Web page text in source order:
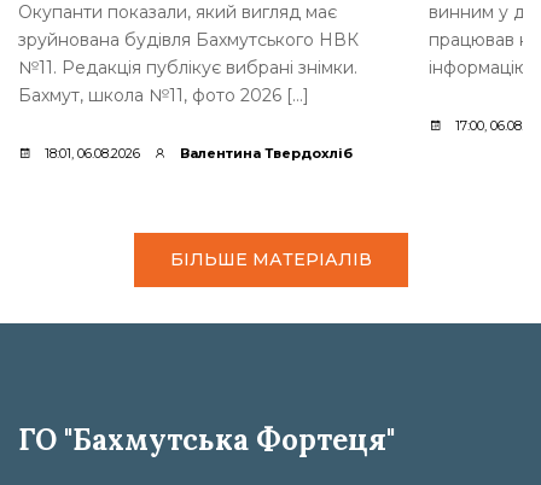
Окупанти показали, який вигляд має
зруйнована будівля Бахмутського НВК
№11. Редакція публікує вибрані знімки.
Бахмут, школа №11, фото 2026 […]
18:01, 06.08.2026 Валентина Твердохліб
винним у
працював
інформацію
17:00,
БІЛЬШЕ МАТЕРІАЛІВ
ГО "Бахмутська Фортеця"